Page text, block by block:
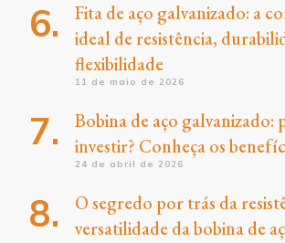
Fita de aço galvanizado: a
ideal de resistência,
flexibilidade
11 de maio de 2026
Bobina de aço galvanizado:
investir? Conheça os
24 de abril de 2026
O segredo por trás da
versatilidade da bobina de